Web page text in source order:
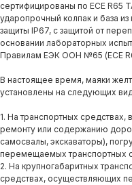
сертифицированы по ECE R65
ударопрочный колпак и база
защиты IP67, с защитой от
основании лабораторных
Правилам ЕЭК ООН №65 (ECE
В настоящее время, маяки
установлены на следующих
1. На транспортных
ремонту или содержанию
самосвалы, экскаваторы),
перемещаемых транспортных
2. На крупногабаритных
средствах, осуществляющих